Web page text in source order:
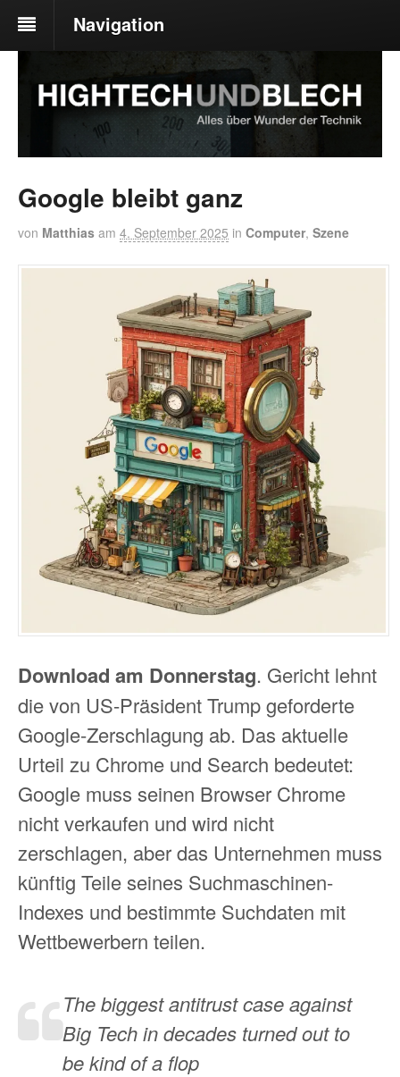
Navigation
Google bleibt ganz
von Matthias am 4. September 2025 in Computer, Szene
Download am Donnerstag. Gericht lehnt
die von US-Präsident Trump geforderte
Google-Zerschlagung ab. Das aktuelle
Urteil zu Chrome und Search bedeutet:
Google muss seinen Browser Chrome
nicht verkaufen und wird nicht
zerschlagen, aber das Unternehmen muss
künftig Teile seines Suchmaschinen-
Indexes und bestimmte Suchdaten mit
Wettbewerbern teilen.
The biggest antitrust case against
Big Tech in decades turned out to
be kind of a flop